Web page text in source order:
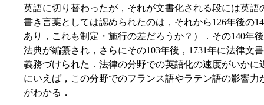
英語に切り替わったが，それが文書化される段には英
書き言葉としては認められたのは，それから126年後の
あり，これも制定・施行の差だろうか？）．その140年
法典が編纂され，さらにその103年後，1731年に法律文
義務づけられた．法律の分野での英語化の速度がいか
にいえば，この分野でのフランス語やラテン語の影響
がわかる．